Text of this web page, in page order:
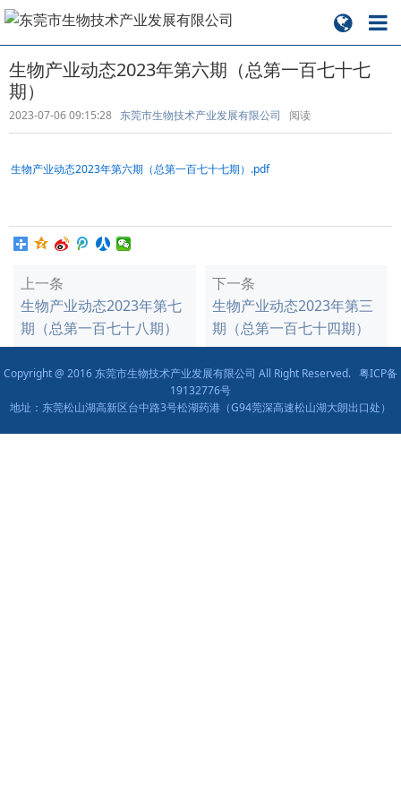
生物产业动态2023年第六期（总第一百七十七
期）
2023-07-06 09:15:28 东莞市生物技术产业发展有限公司 阅读
生物产业动态2023年第六期（总第一百七十七期）.pdf
上一条
生物产业动态2023年第七
期（总第一百七十八期）
下一条
生物产业动态2023年第三
期（总第一百七十四期）
Copyright @ 2016 东莞市生物技术产业发展有限公司 All Right Reserved. 粤ICP备
19132776号
地址：东莞松山湖高新区台中路3号松湖药港（G94莞深高速松山湖大朗出口处）